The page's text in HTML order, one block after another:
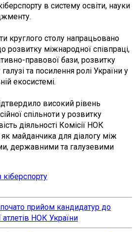
в систему освіти, науки
круглого столу напрацьовано
розвитку міжнародної співпраці,
правової бази, розвитку
та посилення ролі України у
екосистемі.
високий рівень
спільноти у розвитку
діяльності Комісії НОК
як майданчика для діалогу між
державними та галузевими
прийом кандидатур до
атлетів НОК України